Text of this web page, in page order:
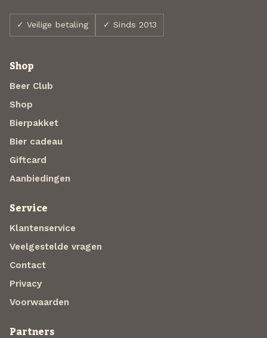
✓ Veilige betaling ✓ Sinds 2013
Shop
Beer Club
Shop
Bierpakket
Bier cadeau
Giftcard
Aanbiedingen
Service
Klantenservice
Veelgestelde vragen
Contact
Privacy
Voorwaarden
Partners